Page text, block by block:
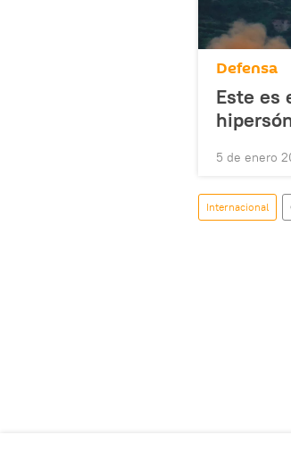
Defensa
Este es
5 de enero
Internacional